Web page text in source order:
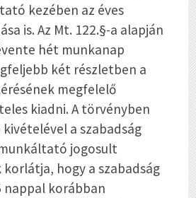
kezében az éves
is. Az Mt. 122.§-a alapján
hét munkanap
két részletben a
megfelelő
kiadni. A törvényben
a szabadság
jogosult
hogy a szabadság
korábban